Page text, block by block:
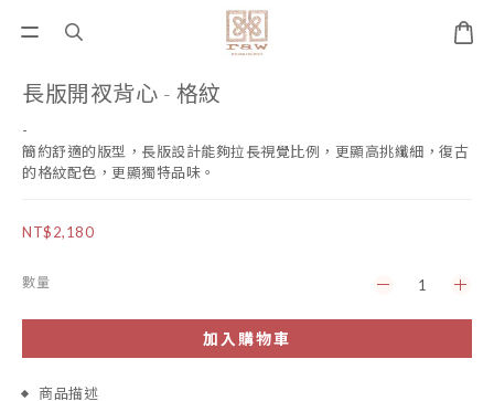
長版開衩背心 - 格紋
-
簡約舒適的版型，長版設計能夠拉長視覺比例，更顯高挑纖細，復古
的格紋配色，更顯獨特品味。
NT$2,180
數量
加入購物車
商品描述